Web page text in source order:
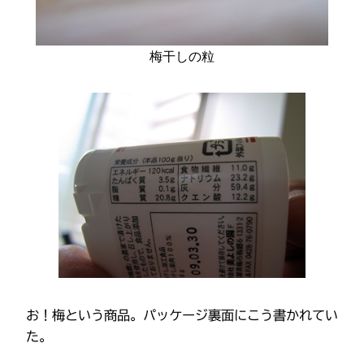
梅干しの粒
お！梅という商品。パッケージ裏面にこう書かれてい
た。